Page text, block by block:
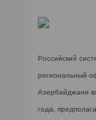
Российский
региональный
Азербайджане
года,